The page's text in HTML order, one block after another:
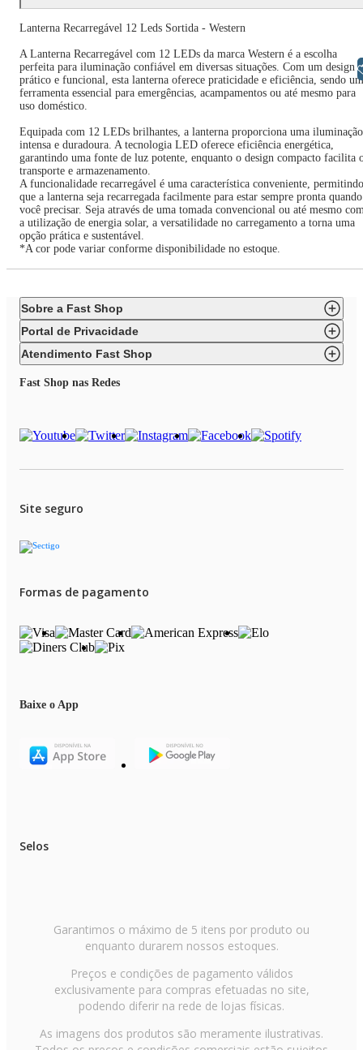
Lanterna Recarregável 12 Leds Sortida - Western
A Lanterna Recarregável com 12 LEDs da marca Western é a escolha
perfeita para iluminação confiável em diversas situações. Com um design
prático e funcional, esta lanterna oferece praticidade e eficiência, sendo
ferramenta essencial para emergências, acampamentos ou até mesmo para
uso doméstico.
Equipada com 12 LEDs brilhantes, a lanterna proporciona uma iluminação
intensa e duradoura. A tecnologia LED oferece eficiência energética,
garantindo uma fonte de luz potente, enquanto o design compacto facilita
transporte e armazenamento.
A funcionalidade recarregável é uma característica conveniente, permitindo
que a lanterna seja recarregada facilmente para estar sempre pronta quando
você precisar. Seja através de uma tomada convencional ou até mesmo
a utilização de energia solar, a versatilidade no carregamento a torna uma
opção prática e sustentável.
*A cor pode variar conforme disponibilidade no estoque.
Sobre a Fast Shop
Portal de Privacidade
Atendimento Fast Shop
Fast Shop nas Redes
Site seguro
Formas de pagamento
Baixe o App
Selos
Garantimos o máximo de 5 itens por produto ou
enquanto durarem nossos estoques.
Preços e condições de pagamento válidos
exclusivamente para compras efetuadas no site,
podendo diferir na rede de lojas físicas.
As imagens dos produtos são meramente ilustrativas.
Libras